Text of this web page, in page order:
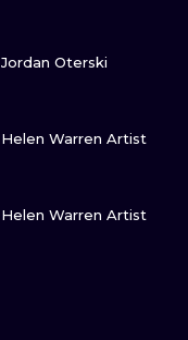
Jordan Oterski
Helen Warren Artist
Helen Warren Artist